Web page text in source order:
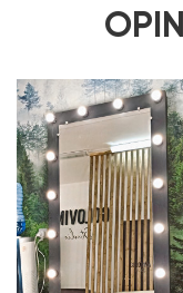
sprawdzić
przypadku
kontakt
śledzenia.